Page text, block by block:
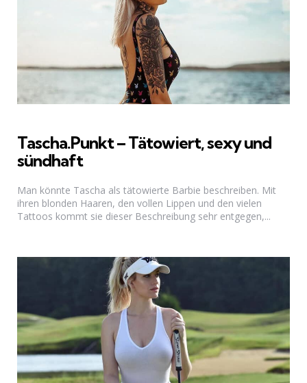
Tascha.Punkt – Tätowiert, sexy und
sündhaft
Man könnte Tascha als tätowierte Barbie beschreiben. Mit
ihren blonden Haaren, den vollen Lippen und den vielen
Tattoos kommt sie dieser Beschreibung sehr entgegen,...